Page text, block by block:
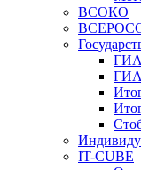
ВСОКО
IT-CUBE